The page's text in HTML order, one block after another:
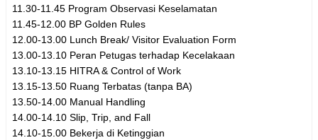
11.30-11.45 Program Observasi Keselamatan
11.45-12.00 BP Golden Rules
12.00-13.00 Lunch Break/ Visitor Evaluation Form
13.00-13.10 Peran Petugas terhadap Kecelakaan
13.10-13.15 HITRA & Control of Work
13.15-13.50 Ruang Terbatas (tanpa BA)
13.50-14.00 Manual Handling
14.00-14.10 Slip, Trip, and Fall
14.10-15.00 Bekerja di Ketinggian